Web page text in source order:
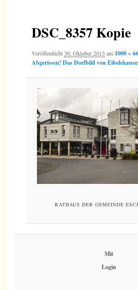
DSC_8357 Kopie
Veröffentlicht30. Oktober 2013 am 1000 ×
Abgerissen! Das Dorfbild von
RATHAUS DER GEMEINDE
Mit
Login